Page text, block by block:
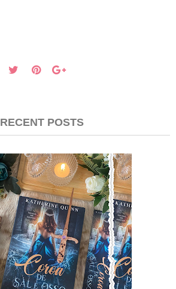
RECENT POSTS